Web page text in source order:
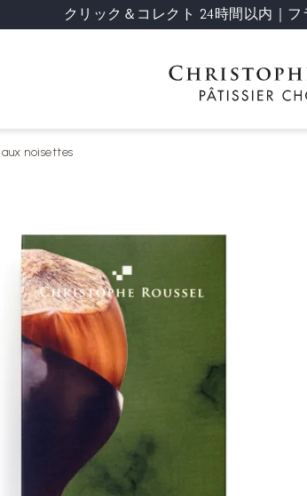
クリック＆コレクト 24時間以内｜
noisettes